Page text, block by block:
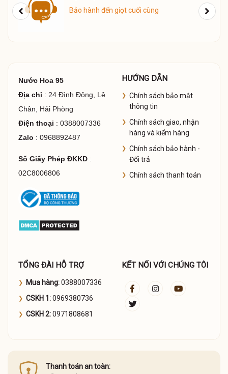
Giao hàng COD toàn quốc
Nước Hoa 95
Địa chỉ : 24 Đình Đông, Lê
Chân, Hải Phòng
Điện thoại : 0388007336
Zalo : 0968892487
Số Giấy Phép ĐKKD:
02C8006806
HƯỚNG DẪN
Chính sách bảo mật
thông tin
Chính sách giao, nhận
hàng và kiểm hàng
Chính sách bảo hành -
Đổi trả
Chính sách thanh toán
TỔNG ĐÀI HỖ TRỢ
Mua hàng:0388007336
CSKH 1:0969380736
CSKH 2:0971808681
KẾT NỐI VỚI CHÚNG TÔI
Thanh toán an toàn: